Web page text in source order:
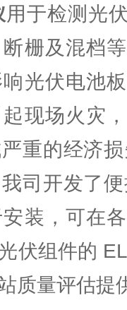
用于检测光
栅及混档
光伏电池
现场火灾
重的经济
司开发了
装，可在
伏组件的
质量评估提